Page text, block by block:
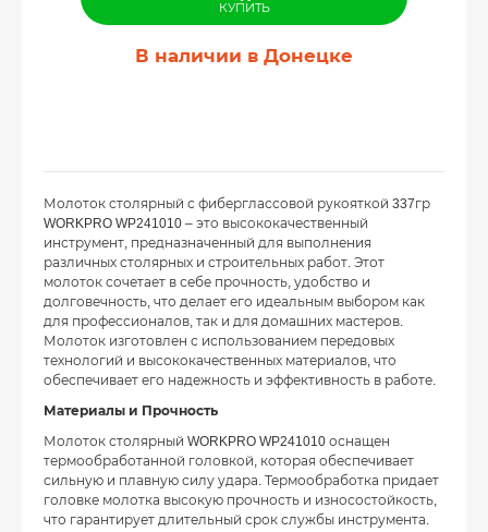
КУПИТЬ
В наличии в Донецке
Молоток столярный с фиберглассовой рукояткой 337гр
WORKPRO WP241010 – это высококачественный
инструмент, предназначенный для выполнения
различных столярных и строительных работ. Этот
молоток сочетает в себе прочность, удобство и
долговечность, что делает его идеальным выбором как
для профессионалов, так и для домашних мастеров.
Молоток изготовлен с использованием передовых
технологий и высококачественных материалов, что
обеспечивает его надежность и эффективность в работе.
Материалы и Прочность
Молоток столярный WORKPRO WP241010 оснащен
термообработанной головкой, которая обеспечивает
сильную и плавную силу удара. Термообработка придает
головке молотка высокую прочность и износостойкость,
что гарантирует длительный срок службы инструмента.